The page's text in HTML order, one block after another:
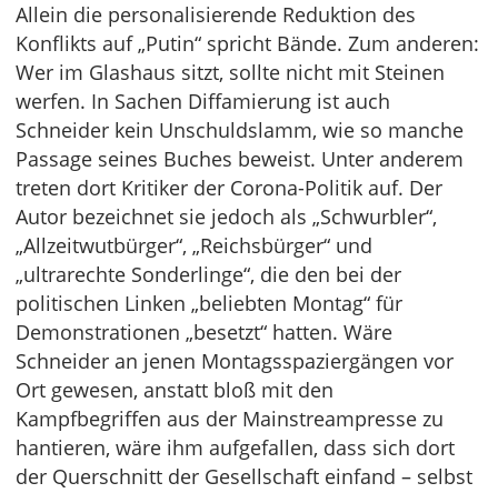
Allein die personalisierende Reduktion des
Konflikts auf „Putin“ spricht Bände. Zum anderen:
Wer im Glashaus sitzt, sollte nicht mit Steinen
werfen. In Sachen Diffamierung ist auch
Schneider kein Unschuldslamm, wie so manche
Passage seines Buches beweist. Unter anderem
treten dort Kritiker der Corona-Politik auf. Der
Autor bezeichnet sie jedoch als „Schwurbler“,
„Allzeitwutbürger“, „Reichsbürger“ und
„ultrarechte Sonderlinge“, die den bei der
politischen Linken „beliebten Montag“ für
Demonstrationen „besetzt“ hatten. Wäre
Schneider an jenen Montagsspaziergängen vor
Ort gewesen, anstatt bloß mit den
Kampfbegriffen aus der Mainstreampresse zu
hantieren, wäre ihm aufgefallen, dass sich dort
der Querschnitt der Gesellschaft einfand – selbst